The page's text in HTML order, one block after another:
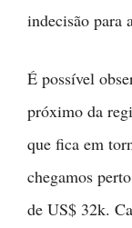
indecisão para
É possível
próximo da
que fica em
chegamos
de US$ 32k.